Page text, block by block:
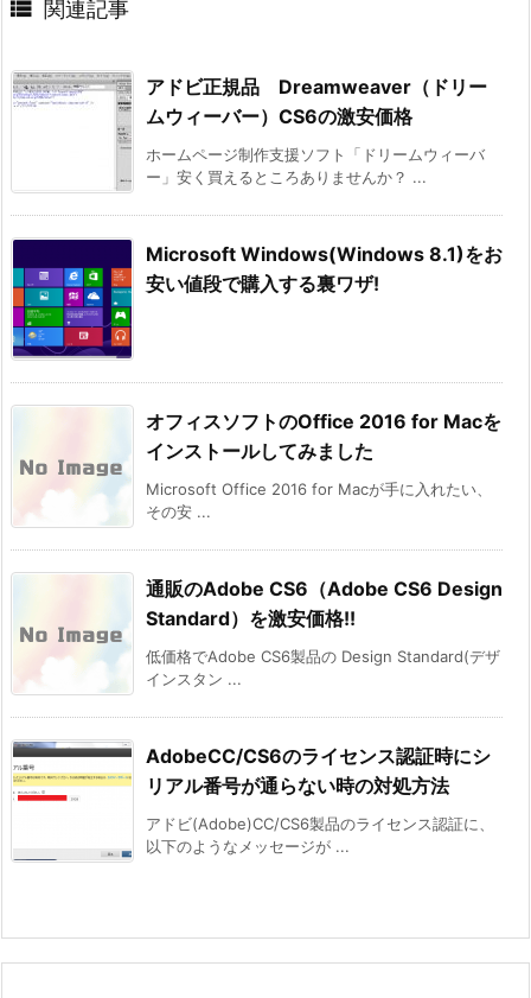
 関連記事
アドビ正規品 Dreamweaver（ドリー
ムウィーバー）CS6の激安価格
ホームページ制作支援ソフト「ドリームウィーバ
ー」安く買えるところありませんか？ ...
Microsoft Windows(Windows 8.1)をお
安い値段で購入する裏ワザ!
オフィスソフトのOffice 2016 for Macを
インストールしてみました
Microsoft Office 2016 for Macが手に入れたい、
その安 ...
通販のAdobe CS6（Adobe CS6 Design
Standard）を激安価格!!
低価格でAdobe CS6製品の Design Standard(デザ
インスタン ...
AdobeCC/CS6のライセンス認証時にシ
リアル番号が通らない時の対処方法
アドビ(Adobe)CC/CS6製品のライセンス認証に、
以下のようなメッセージが ...